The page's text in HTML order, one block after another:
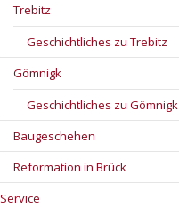
Trebitz
Geschichtliches zu Trebitz
Gömnigk
Geschichtliches zu Gömnigk
Baugeschehen
Reformation in Brück
Service